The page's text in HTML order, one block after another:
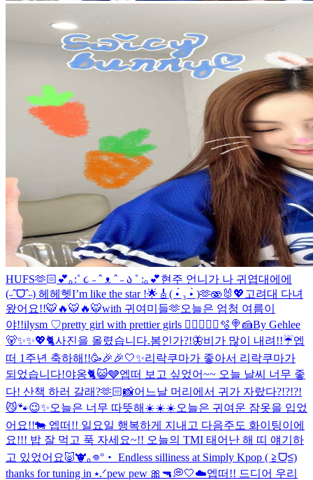
HUFS🫶🏻 💕｡:˚ ૮ ˶ ˆ ᴥ ˆ ˶ ა ˚ :｡💕현주 언니가 나 귀엽대에에
(˶ˆᗜˆ˵) 헤헤헷I’m like the star !🌟🎸 ( •́ ₃ •̀ )🫶🫨🐰💖 고려대 다녀
왔어요!!🐯🔥🐯🔥🐯with 귀여미들🫶오늘은 엄청 여름이
야!!ilysm ♡pretty girl with prettier girls 😮‍💨 🧑‍🍳🐰🫧🍭🍰By Gehlee
🐻✨✨💖🐈사진을 올렸습니다.봄인가?!🦋비가 많이 내려!!☔️엡
떠 1주년 축하해!!🥳🎉🎉🤍✨리락쿠마가 좋아서 리락쿠마가
되었습니다!야옹🐈😺🩶엡떠 보고 싶었어~~ 오늘 날씨 너무 좋
다! 산책 하러 갈래?🫶🏻📸어느날 머리에서 귀가 자랐다?!?!?!
😼🐾😉✨오늘은 너무 따뜻해☀️☀️☀️오늘은 귀여운 잠옷을 입었
어요!!🐄 엡떠!! 일요일 행복하게 지내고 다음주도 화이팅이에
요!!! 밥 잘 먹고 푹 자세요~!! 오늘의 TMI 태어난 해 띠 얘기하
고 있었어요🐷🐮｡𖦹°‧ Endless silliness at Simply Kpop ( ≧ᗜ≦)
thanks for tuning in ⭑.ᐟpew pew 🎀🔫💭🤍☁️엡떠!! 드디어 우리